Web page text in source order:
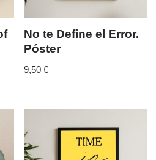
No te Define el Error.
Póster
9,50€